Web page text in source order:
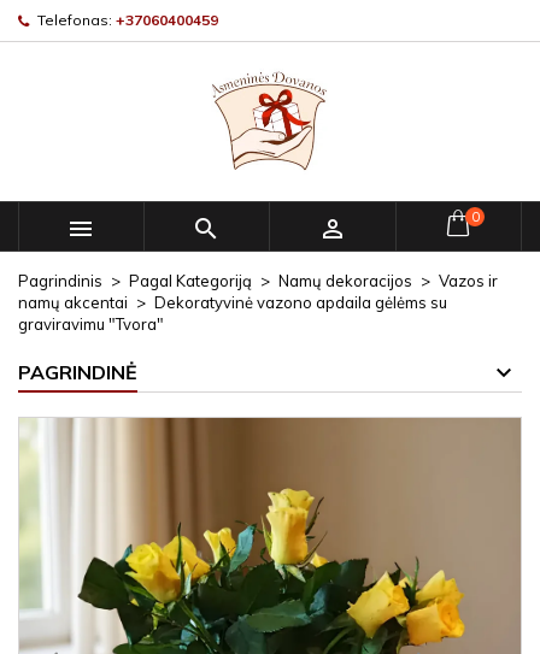
Telefonas: +37060400459
   0
Pagrindinis Pagal Kategoriją Namų dekoracijos
Vazos ir
namų akcentai
Dekoratyvinė vazono apdaila gėlėms su
graviravimu "Tvora"
PAGRINDINĖ